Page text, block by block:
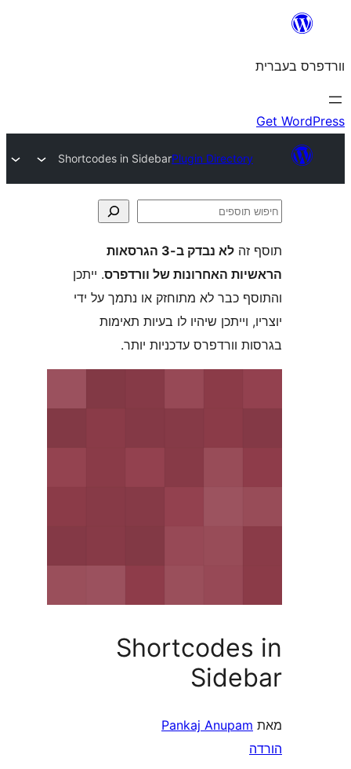
Plugin
Shortcodes in Sidebar
לא נבדק ב-3 הגרסאות
האחרונות של וורדפרס. ייתכן
כבר לא מתוחזק או נתמך על ידי
שיהיו לו בעיות תאימות
וורדפרס עדכניות יותר.
Pankaj